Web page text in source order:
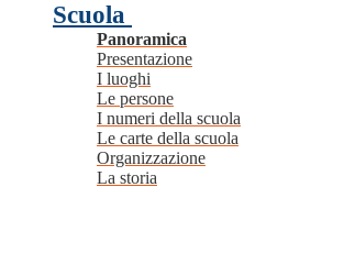
Scuola
Panoramica
Presentazione
I luoghi
Le persone
I numeri della scuola
Le carte della scuola
Organizzazione
La storia